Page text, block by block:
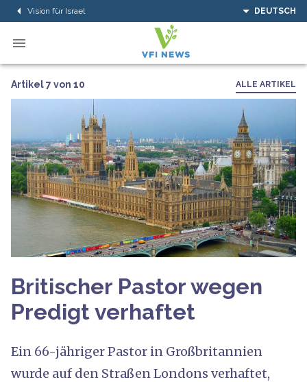
Vision für Israel DEUTSCH
Artikel 7 von 10 ALLE ARTIKEL
Britischer Pastor wegen
Predigt verhaftet
Ein 66-jähriger Pastor in Großbritannien
wurde auf den Straßen Londons verhaftet,